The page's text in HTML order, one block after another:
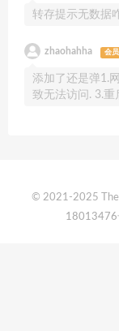
转存提示无数据
zhaohahha 会员
添加了还是弹1.
致无法访问. 3.
© 2021-2025
18013476